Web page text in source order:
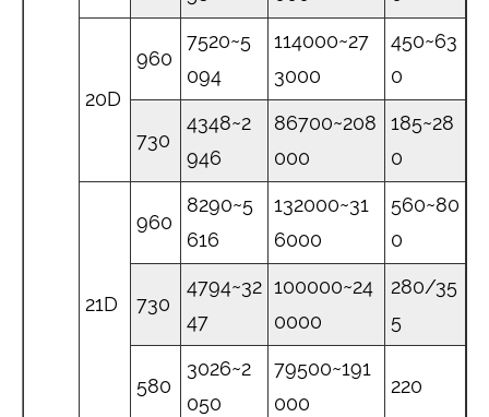
20D
960
7520~5
094
114000~27
3000
450~63
0
730
4348~2
946
86700~208
000
185~28
0
21D
960
8290~5
616
132000~31
6000
560~80
0
730
4794~32
47
100000~24
0000
280/35
5
580
3026~2
050
79500~191
000
220